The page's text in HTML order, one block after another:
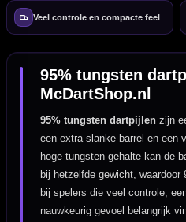
Veel controle en compacte feel
95% tungsten
McDartShop.nl
95% tungsten dartpijlen zijn
een extra slanke barrel en een
hoge tungsten gehalte kan de
bij hetzelfde gewicht,
bij spelers die veel controle,
nauwkeurig gevoel belangrijk